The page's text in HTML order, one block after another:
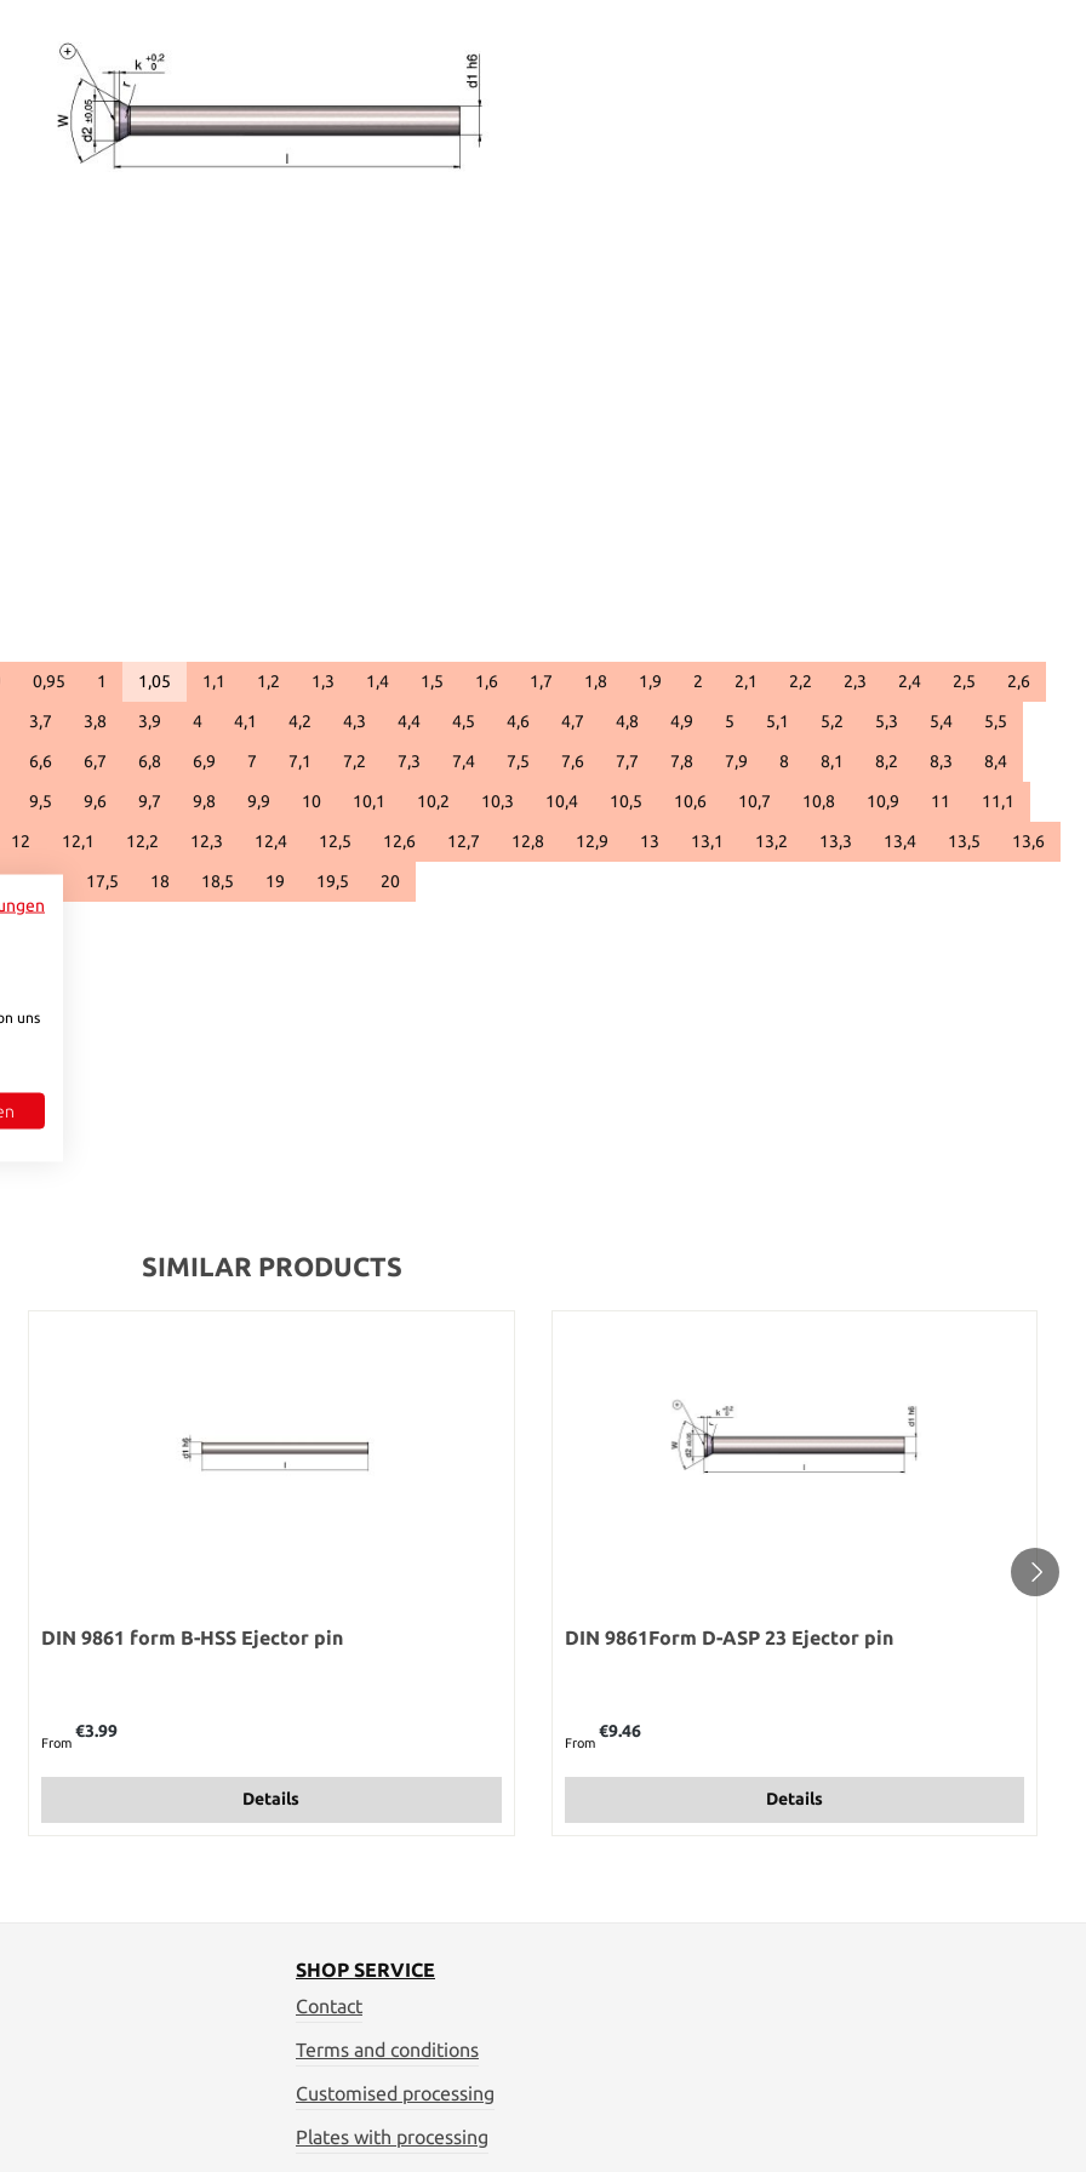
0,95 1 1,05(This option is currently unavailable.)
1,1 1,2 1,3 1,4 1,5 1,6 1,7 1,8 1,9 2 2,1 2,2 2,3 2,4 2,5 2,6
3,7 3,8 3,9 4 4,1 4,2 4,3 4,4 4,5 4,6 4,7 4,8 4,9 5 5,1 5,2 5,3 5,4 5,5
6,6 6,7 6,8 6,9 7 7,1 7,2 7,3 7,4 7,5 7,6 7,7 7,8 7,9 8 8,1 8,2 8,3 8,4
9,5 9,6 9,7 9,8 9,9 10 10,1 10,2 10,3 10,4 10,5 10,6 10,7 10,8 10,9 11 11,1
12 12,1 12,2 12,3 12,4 12,5 12,6 12,7 12,8 12,9 13 13,1 13,2 13,3 13,4 13,5 13,6
17 17,5 18 18,5 19 19,5 20
increase or decrease the quantity.
SIMILAR PRODUCTS
DIN 9861 form B-HSS Ejector pin
From
€3.99
Details
DIN 9861Form D-ASP 23 Ejector pin
From
€9.46
Details
SHOP SERVICE
Contact
Terms and conditions
Customised processing
Plates with processing
uns